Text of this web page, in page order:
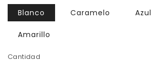
Blanco Caramelo Azul
Amarillo
Cantidad